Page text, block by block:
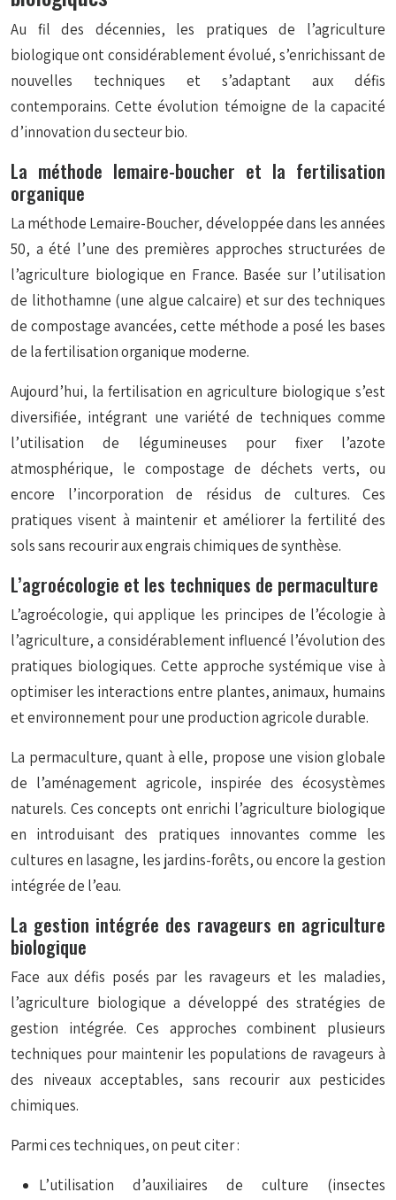
Au fil des décennies, les pratiques de l’agriculture
biologique ont considérablement évolué, s’enrichissant de
nouvelles techniques et s’adaptant aux défis
contemporains. Cette évolution témoigne de la capacité
d’innovation du secteur bio.
La méthode lemaire-boucher et la fertilisation
organique
La méthode Lemaire-Boucher, développée dans les années
50, a été l’une des premières approches structurées de
l’agriculture biologique en France. Basée sur l’utilisation
de lithothamne (une algue calcaire) et sur des techniques
de compostage avancées, cette méthode a posé les bases
de la fertilisation organique moderne.
Aujourd’hui, la fertilisation en agriculture biologique s’est
diversifiée, intégrant une variété de techniques comme
l’utilisation de légumineuses pour fixer l’azote
atmosphérique, le compostage de déchets verts, ou
encore l’incorporation de résidus de cultures. Ces
pratiques visent à maintenir et améliorer la fertilité des
sols sans recourir aux engrais chimiques de synthèse.
L’agroécologie et les techniques de permaculture
L’agroécologie, qui applique les principes de l’écologie à
l’agriculture, a considérablement influencé l’évolution des
pratiques biologiques. Cette approche systémique vise à
optimiser les interactions entre plantes, animaux, humains
et environnement pour une production agricole durable.
La permaculture, quant à elle, propose une vision globale
de l’aménagement agricole, inspirée des écosystèmes
naturels. Ces concepts ont enrichi l’agriculture biologique
en introduisant des pratiques innovantes comme les
cultures en lasagne, les jardins-forêts, ou encore la gestion
intégrée de l’eau.
La gestion intégrée des ravageurs en agriculture
biologique
Face aux défis posés par les ravageurs et les maladies,
l’agriculture biologique a développé des stratégies de
gestion intégrée. Ces approches combinent plusieurs
techniques pour maintenir les populations de ravageurs à
des niveaux acceptables, sans recourir aux pesticides
chimiques.
Parmi ces techniques, on peut citer :
L’utilisation d’auxiliaires de culture (insectes